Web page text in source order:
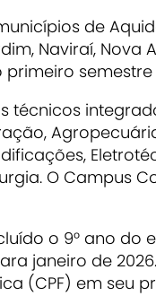
de
Naviraí, Nova
técnicos
O Campus
o 9° ano do
janeiro de
(CPF) em seu